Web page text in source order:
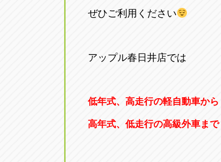
ぜひご利用ください
アップル春日井店では
低年式、高走行の軽自動車から
高年式、低走行の高級外車まで